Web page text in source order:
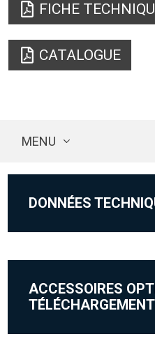
FICHE
CATALOGUE
MENU
DONNÉES
ACCESSOIRES
TÉLÉCHARGEMENT